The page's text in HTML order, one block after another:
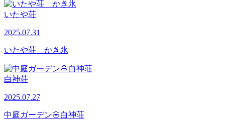
いたや荘
2025.07.31
いたや荘 かき氷
白神荘
2025.07.27
中庭ガーデン🌸白神荘